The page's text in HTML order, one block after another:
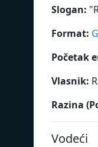
Slogan: "
Format:
Početak
Vlasnik:
Razina
Vodeći